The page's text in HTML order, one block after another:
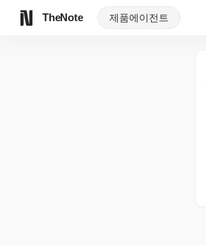
TheNote 제품에이전트